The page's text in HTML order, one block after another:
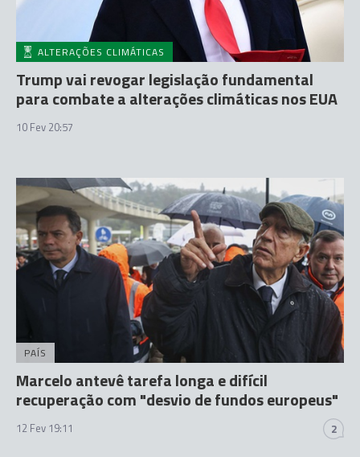
ALTERAÇÕES CLIMÁTICAS
Trump vai revogar legislação fundamental
para combate a alterações climáticas nos EUA
10 Fev 20:57
PAÍS
Marcelo antevê tarefa longa e difícil
recuperação com "desvio de fundos europeus"
12 Fev 19:11 2